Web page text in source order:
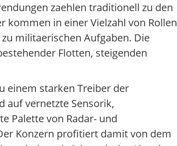
zaehlen traditionell zu den
in einer Vielzahl von Rollen
militaerischen Aufgaben. Die
Flotten, steigenden
einem starken Treiber der
auf vernetzte Sensorik,
Palette von Radar- und
Konzern profitiert damit von dem